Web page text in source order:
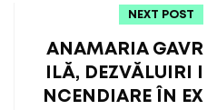
NEXT POST
ANAMARIA GAVR
ILĂ, DEZVĂLUIRI I
NCENDIARE ÎN EX